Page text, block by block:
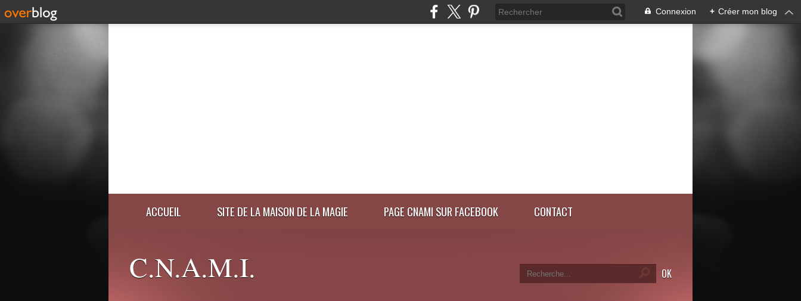
Connexion + Créer mon blog
ACCUEIL SITE DE LA MAISON DE LA MAGIE PAGE CNAMI SUR FACEBOOK CONTACT
C.N.A.M.I.